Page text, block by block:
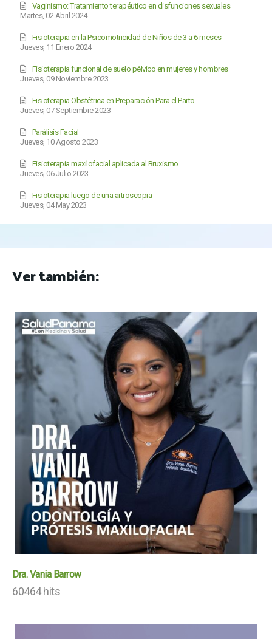
Martes, 02 Abril 2024
Vaginismo: Tratamiento terapéutico en disfunciones sexuales
Jueves, 11 Enero 2024
Fisioterapia en la Psicomotricidad de Niños de 3 a 6 meses
Jueves, 09 Noviembre 2023
Fisioterapia funcional de suelo pélvico en mujeres y hombres
Jueves, 07 Septiembre 2023
Fisioterapia Obstétrica en Preparación Para el Parto
Jueves, 10 Agosto 2023
Parálisis Facial
Jueves, 06 Julio 2023
Fisioterapia maxilofacial aplicada al Bruxismo
Jueves, 04 May 2023
Fisioterapia luego de una artroscopia
Ver también:
Dra. Vania Barrow
60464 hits